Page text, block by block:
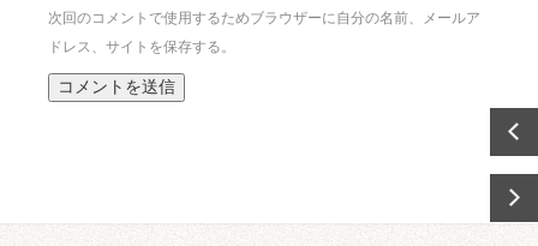
次回のコメントで使用するためブラウザーに自分の名前、メールア
ドレス、サイトを保存する。